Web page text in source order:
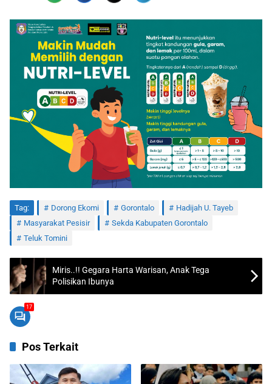
Tag: Dorong Ekomi Gorontalo
Hadijah U. Tayeb
Masyarakat Pesisir
Sekda Kabupaten Gorontalo
Teluk Tomini
Miris..!! Gegara Harta Warisan, Anak Tega
Polisikan Ibunya
17
Pos Terkait